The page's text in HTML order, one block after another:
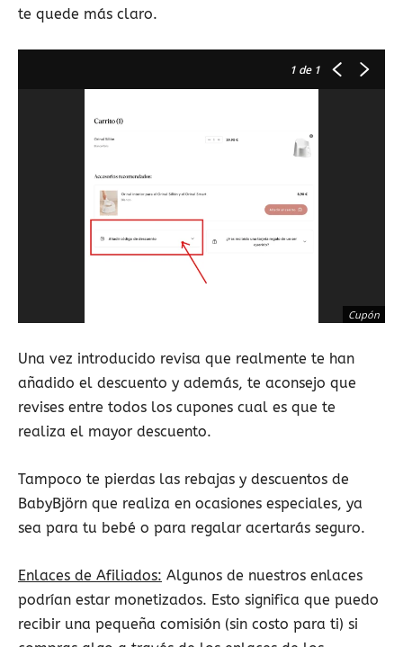
te quede más claro.
1 de 1
Cupón
Una vez introducido revisa que realmente te han
añadido el descuento y además, te aconsejo que
revises entre todos los cupones cual es que te
realiza el mayor descuento.
Tampoco te pierdas las rebajas y descuentos de
BabyBjörn que realiza en ocasiones especiales, ya
sea para tu bebé o para regalar acertarás seguro.
Enlaces de Afiliados: Algunos de nuestros enlaces
podrían estar monetizados. Esto significa que puedo
recibir una pequeña comisión (sin costo para ti) si